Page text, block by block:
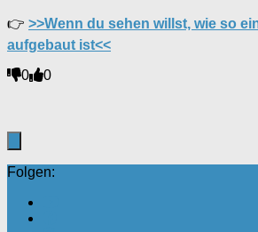
👉 >>Wenn du sehen willst, wie so
aufgebaut ist<<
Anklicken
unten.
0
Anklicken
0
Folgen: